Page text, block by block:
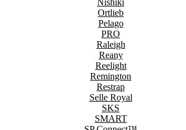
Nishiki
Ortlieb
Pelago
PRO
Raleigh
Reany
Reelight
Remington
Restrap
Selle Royal
SKS
SMART